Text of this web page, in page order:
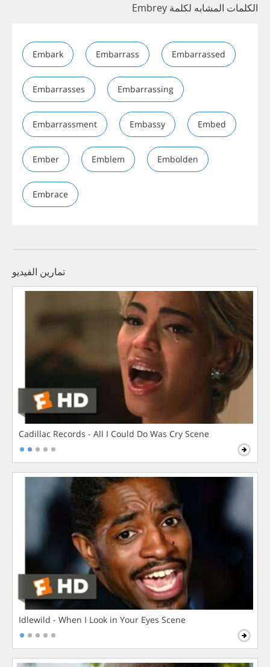
الكلمات المشابه لكلمة Embrey
Embark Embarrass Embarrassed
Embarrasses Embarrassing
Embarrassment Embassy Embed
Ember Emblem Embolden
Embrace
تمارين الفيديو
Cadillac Records - All I Could Do Was Cry Scene
Idlewild - When I Look in Your Eyes Scene